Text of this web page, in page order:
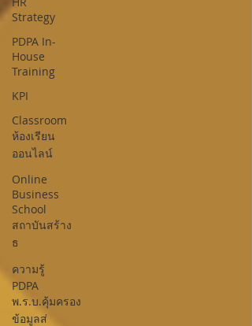
Strategy
PDPA In-
House
Training
KPI
Classroom
ห้องเรียน
ออนไลน์
Online
Business
School
สถาบันสร้าง
ธ
ความรู้
PDPA
พ.ร.บ.คุ้มครอง
ข้อมูลส่